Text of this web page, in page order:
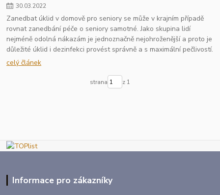
30.03.2022
Zanedbat úklid v domově pro seniory se může v krajním případě
rovnat zanedbání péče o seniory samotné. Jako skupina lidí
nejméně odolná nákazám je jednoznačně nejohroženější a proto je
důležité úklid i dezinfekci provést správně a s maximální pečlivostí.
celý článek
strana z 1
Informace pro zákazníky